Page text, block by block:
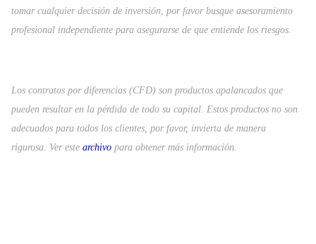
tomar cualquier decisión de inversión, por favor busque asesoramiento
profesional independiente para asegurarse de que entiende los riesgos.
Los contratos por diferencias (CFD) son productos apalancados que
pueden resultar en la pérdida de todo su capital. Estos productos no son
adecuados para todos los clientes, por favor, invierta de manera
rigurosa. Ver este archivo para obtener más información.